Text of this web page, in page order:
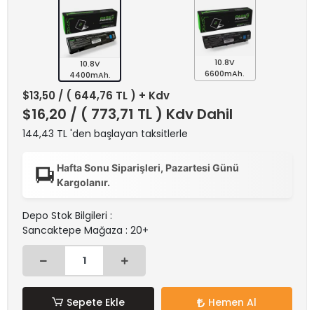
10.8V
4400mAh.
10.8V
6600mAh.
$13,50 / ( 644,76 TL ) + Kdv
$16,20 / ( 773,71 TL ) Kdv Dahil
144,43 TL 'den başlayan taksitlerle
Hafta Sonu Siparişleri, Pazartesi Günü
Kargolanır.
Depo Stok Bilgileri :
Sancaktepe Mağaza : 20+
Sepete Ekle Hemen Al